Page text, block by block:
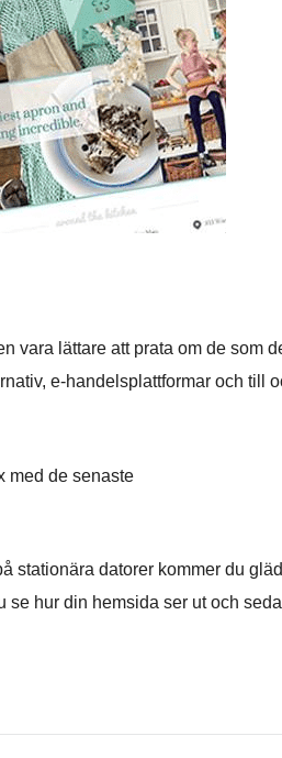
vara lättare att prata om de som
e-handelsplattformar och till
med de senaste
stationära datorer kommer du
hur din hemsida ser ut och